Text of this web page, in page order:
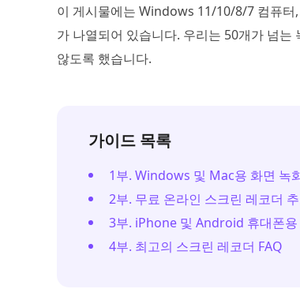
이 게시물에는 Windows 11/10/8/7 컴퓨
가 나열되어 있습니다. 우리는 50개가 넘
않도록 했습니다.
가이드 목록
1부. Windows 및 Mac용 화면 녹
2부. 무료 온라인 스크린 레코더
3부. iPhone 및 Android 휴대폰용
4부. 최고의 스크린 레코더 FAQ